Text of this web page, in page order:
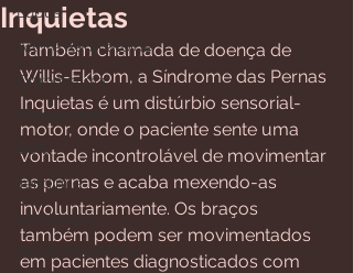
Lúpus
Artrite Reumatoide
Fibromialgia
Osteoporose
Gota
Tendinite
Lombalgia
Artrite Psoriásica
Inquietas
Também chamada de doença de
Willis-Ekbom, a Síndrome das Pernas
Inquietas é um distúrbio sensorial-
motor, onde o paciente sente uma
vontade incontrolável de movimentar
as pernas e acaba mexendo-as
involuntariamente. Os braços
também podem ser movimentados
em pacientes diagnosticados com